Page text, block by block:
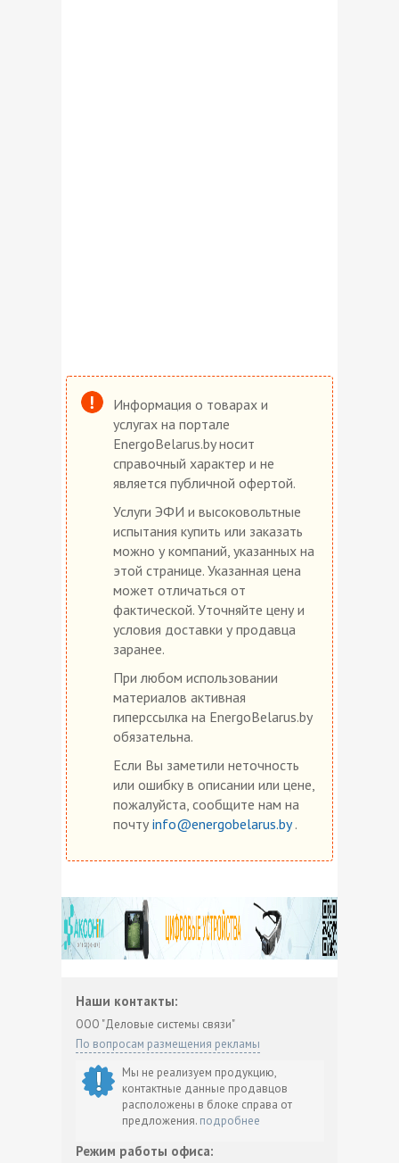
Информация о товарах и
услугах на портале
EnergoBelarus.by носит
справочный характер и не
является публичной офертой.
Услуги ЭФИ и высоковольтные
испытания купить или заказать
можно у компаний, указанных на
этой странице. Указанная цена
может отличаться от
фактической. Уточняйте цену и
условия доставки у продавца
заранее.
При любом использовании
материалов активная
гиперссылка на EnergoBelarus.by
обязательна.
Если Вы заметили неточность
или ошибку в описании или цене,
пожалуйста, сообщите нам на
почту info@energobelarus.by.
Наши контакты:
ООО "Деловые системы связи"
По вопросам размещения рекламы
Мы не реализуем продукцию,
контактные данные продавцов
расположены в блоке справа от
предложения. подробнее
Режим работы офиса: